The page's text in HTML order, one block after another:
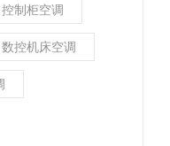
控制柜空调
数控机床空调